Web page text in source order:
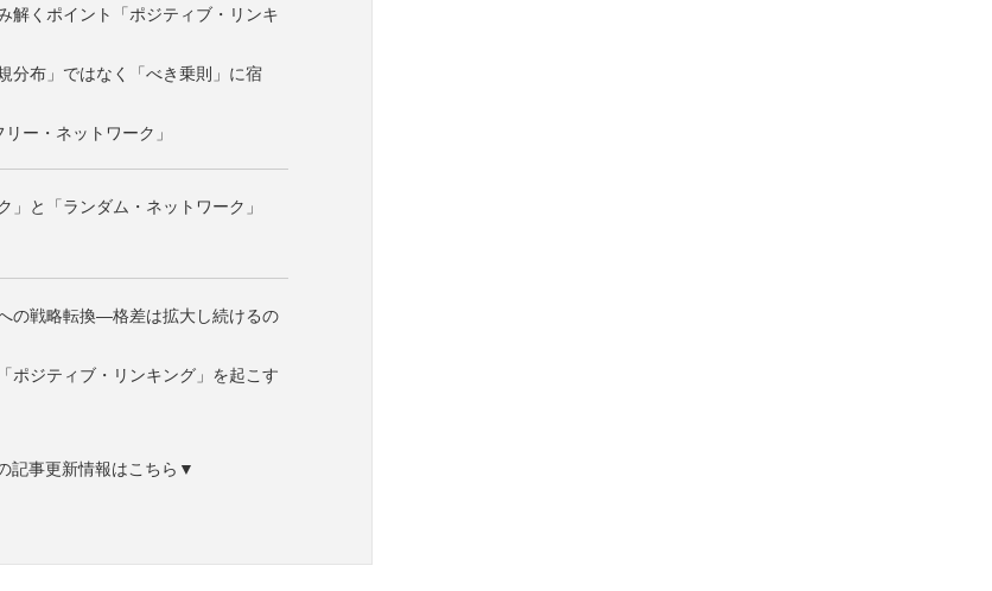
解くポイント「ポジティブ・リンキ
分布」ではなく「べき乗則」に宿
ー・ネットワーク」
」と「ランダム・ネットワーク」
の戦略転換―格差は拡大し続けるの
ポジティブ・リンキング」を起こす
記事更新情報はこちら▼